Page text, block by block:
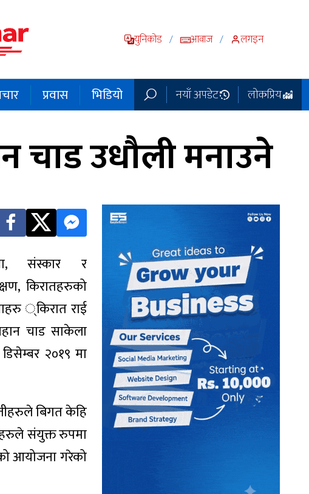
युनिकोड / आवाज / लगइन
प्रवास भिडियो नयाँ अपडेट लोकप्रिय
चाड उधौली मनाउने
संस्कार र
किरातहरुको
्किरात राई
चाड साकेला
२०१९ मा
बिगत केहि
संयुक्त रुपमा
आयोजना गरेको